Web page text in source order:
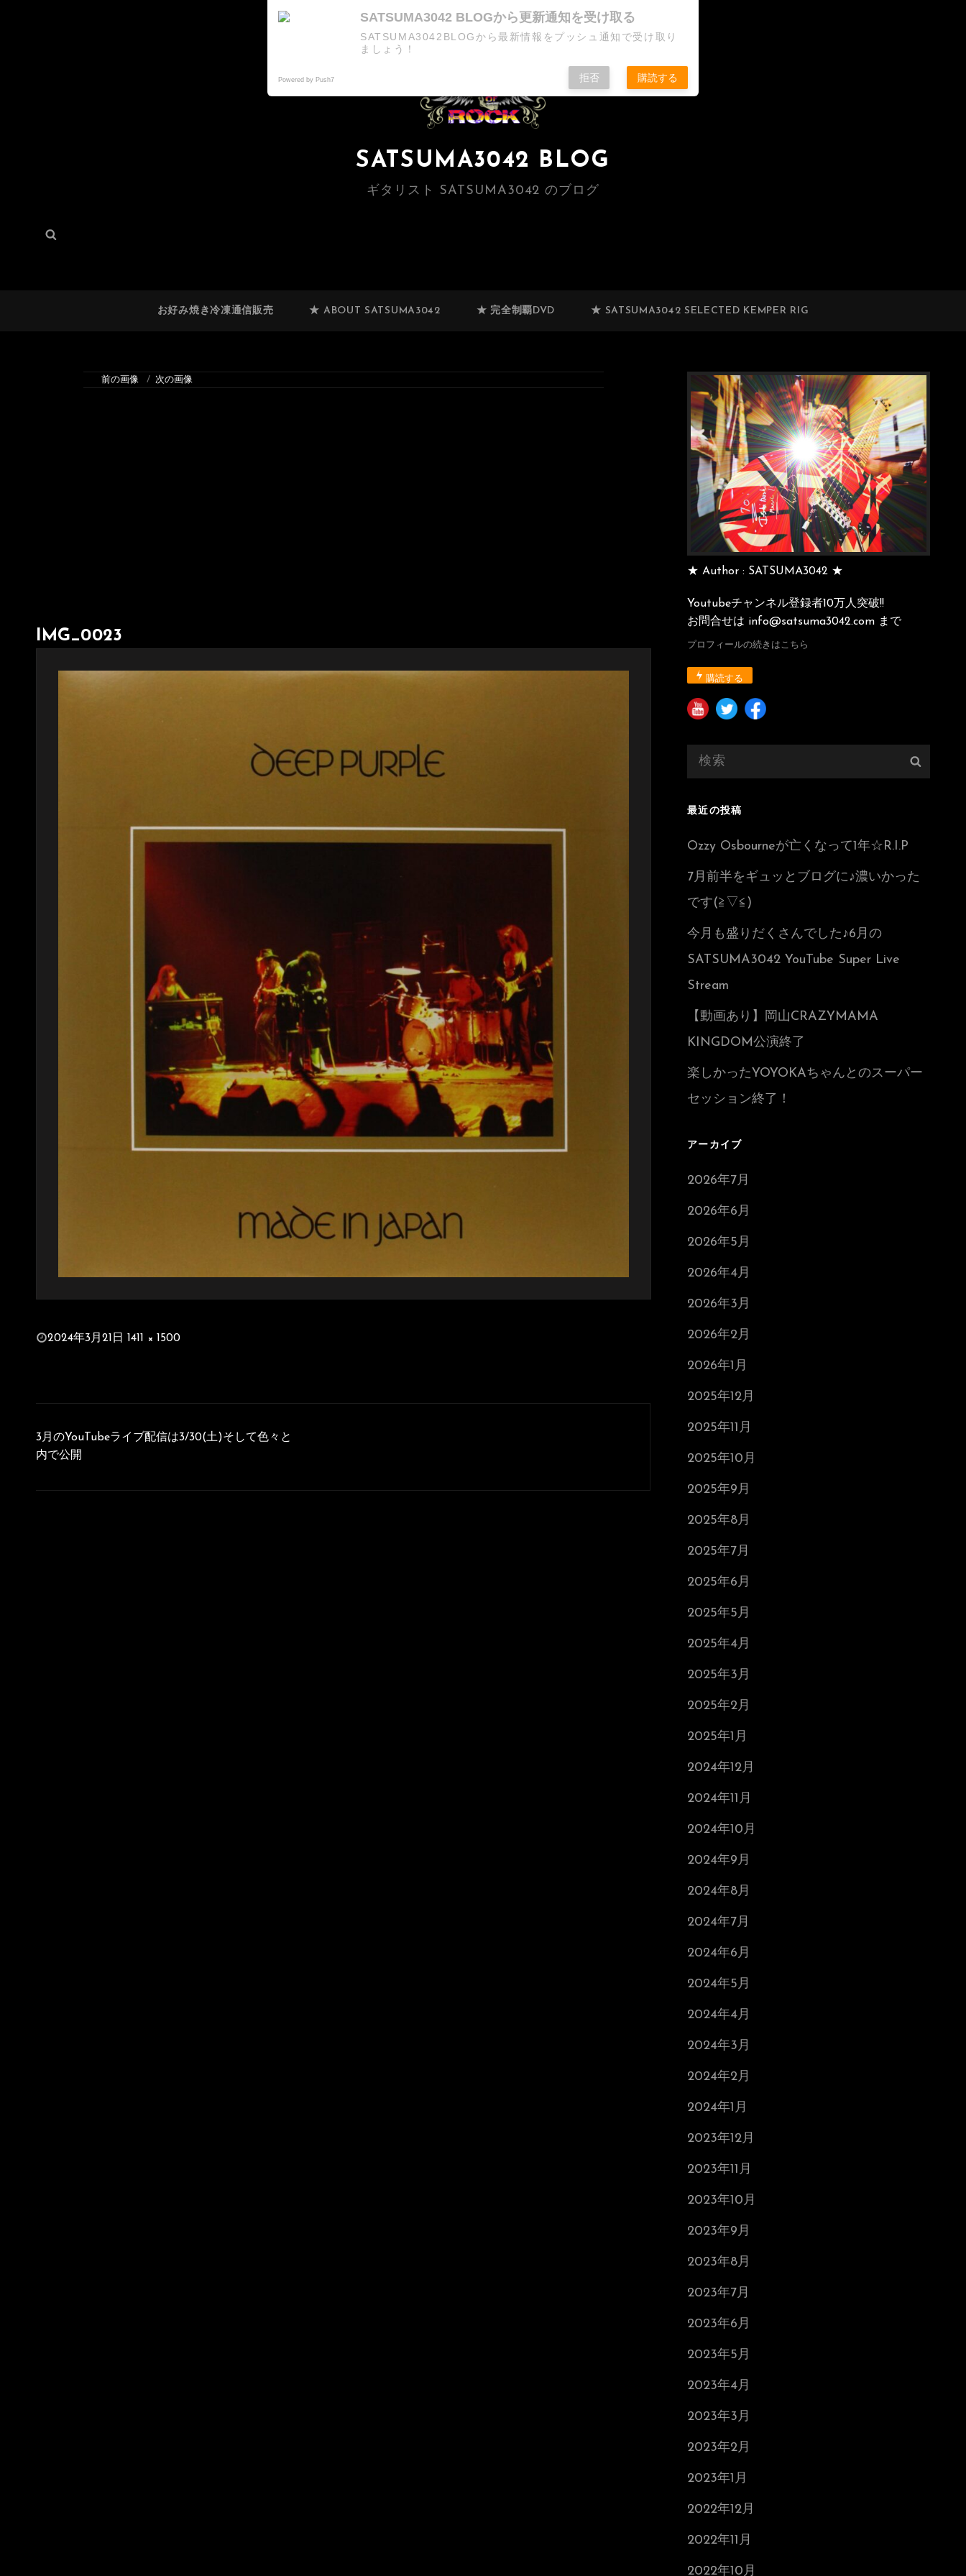
SATSUMA3042 BLOG
ギタリスト SATSUMA3042 のブログ
検
お好み焼き冷凍通信販売 ★ ABOUT SATSUMA3042 ★ 完全制覇DVD ★ SATSUMA3042 SELECTED KEMPER RIG
前の画像 次の画像
IMG_0023
投2024年3月21日 1411 × 1500
稿
ナ
3月のYouTubeライブ配信は3/30(土)そして色々と
内で公開
★ Author : SATSUMA3042 ★
Youtubeチャンネル登録者10万人突破!!
お問合せは info@satsuma3042.com まで
プロフィールの続きはこちら
購読する
索
最近の投稿
Ozzy Osbourneが亡くなって1年☆R.I.P
7月前半をギュッとブログに♪濃いかった
です(≧▽≦)
今月も盛りだくさんでした♪6月の
SATSUMA3042 YouTube Super Live
Stream
【動画あり】岡山CRAZYMAMA
KINGDOM公演終了
楽しかったYOYOKAちゃんとのスーパー
セッション終了！
アーカイブ
2026年7月
2026年6月
2026年5月
2026年4月
2026年3月
2026年2月
2026年1月
2025年12月
2025年11月
2025年10月
2025年9月
2025年8月
2025年7月
2025年6月
2025年5月
2025年4月
2025年3月
2025年2月
2025年1月
2024年12月
2024年11月
2024年10月
2024年9月
2024年8月
2024年7月
2024年6月
2024年5月
2024年4月
2024年3月
2024年2月
2024年1月
2023年12月
2023年11月
2023年10月
2023年9月
2023年8月
2023年7月
2023年6月
2023年5月
2023年4月
2023年3月
2023年2月
2023年1月
2022年12月
2022年11月
2022年10月
SATSUMA3042 BLOGから更新通知を受け取る
SATSUMA3042BLOGから最新情報をプッシュ通知で受け取り
ましょう！
Powered by Push7 拒否 購読する